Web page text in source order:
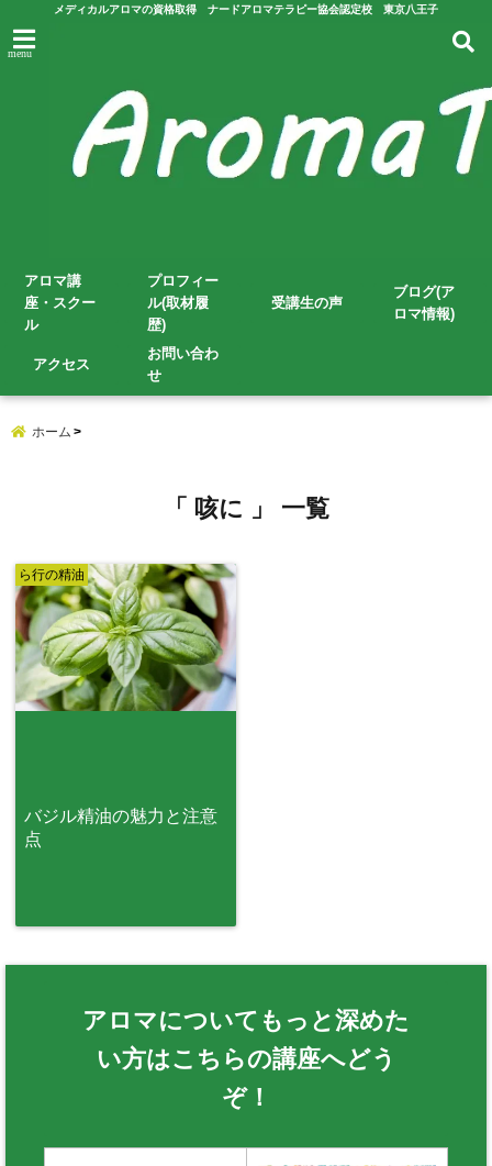
メディカルアロマの資格取得 ナードアロマテラピー協会認定校 東京八王子
menu
アロマ講
座・スクー
ル
プロフィー
ル(取材履
歴)
受講生の声
ブログ(ア
ロマ情報)
アクセス
お問い合わ
せ
ホーム
「 咳に 」 一覧
ら行の精油
バジル精油の魅力と注意
点
アロマについてもっと深めた
い方はこちらの講座へどう
ぞ！